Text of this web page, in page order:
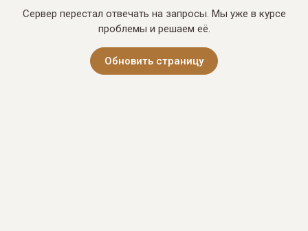
Сервер перестал отвечать на запросы. Мы уже в курсе
проблемы и решаем её.
Обновить страницу